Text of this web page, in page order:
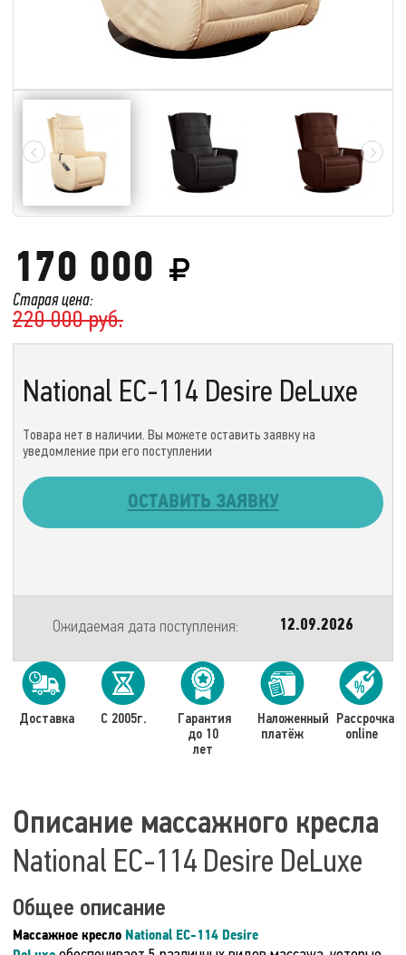
Старая цена:
220 000 руб.
170 000
National EC-114 Desire DeLuxe
Товара нет в наличии. Вы можете оставить заявку на
уведомление при его поступлении
ОСТАВИТЬ ЗАЯВКУ
Ожидаемая дата поступления: 12.09.2026
Доставка С 2005г.
Гарантия
до 10
лет
Наложенный
платёж
Рассрочка
online
Описание массажного кресла
National EC-114 Desire DeLuxe
Общее описание
Массажное кресло National EC-114 Desire